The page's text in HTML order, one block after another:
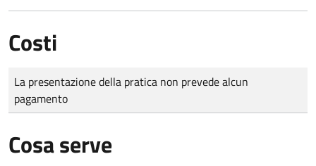
Costi
Tipo di pagamento
Importo
La presentazione della pratica non prevede alcun
pagamento
Cosa serve